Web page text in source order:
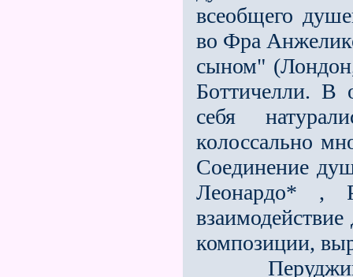
всеобщего
во Фра
сыном"
Боттичелли. В
себя
колоссально
Соединение
Леонардо* ,
композиции,
Перуджино